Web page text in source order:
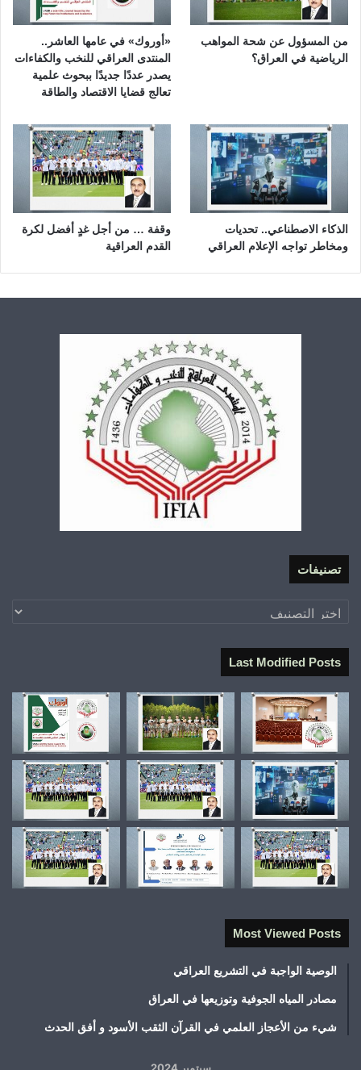
من المسؤول عن شحة المواهب
الرياضية في العراق؟
«أوروك» في عامها العاشر..
المنتدى العراقي للنخب والكفاءات
يصدر عددًا جديدًا ببحوث علمية
تعالج قضايا الاقتصاد والطاقة
الذكاء الاصطناعي.. تحديات
ومخاطر تواجه الإعلام العراقي
وقفة … من أجل غدٍ أفضل لكرة
القدم العراقية
تصنيفات
تصنيفات
Last Modified Posts
Most Viewed Posts
الوصية الواجبة في التشريع العراقي
مصادر المياه الجوفية وتوزيعها في العراق
شيء من الأعجاز العلمي في القرآن الثقب الأسود و أفق الحدث